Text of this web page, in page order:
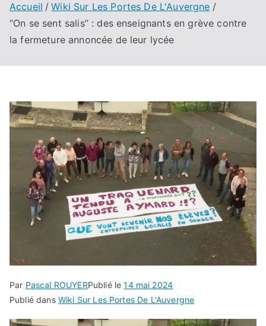
Accueil
Wiki Sur Les Portes De L'Auvergne
“On se sent salis” : des enseignants en grève contre
la fermeture annoncée de leur lycée
Par Pascal ROUYERPublié le14 mai 2024
Publié dans Wiki Sur Les Portes De L'Auvergne